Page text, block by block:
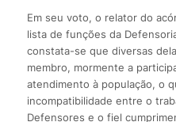
Em seu voto, o relator do
lista de funções da
constata-se que diversas
membro, mormente a
atendimento à população, o
incompatibilidade entre o
Defensores e o fiel